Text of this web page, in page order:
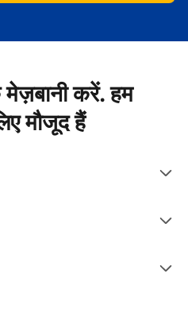
मेज़बानी करें. हम
मौजूद हैं